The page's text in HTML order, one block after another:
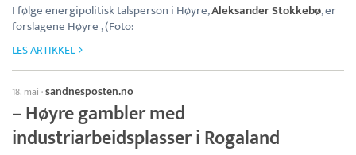
I følge energipolitisk talsperson i Høyre,Aleksander Stokkebø, er
forslagene Høyre , (Foto:
LES ARTIKKEL
18. mai ·sandnesposten.no
– Høyre gambler med
industriarbeidsplasser i Rogaland